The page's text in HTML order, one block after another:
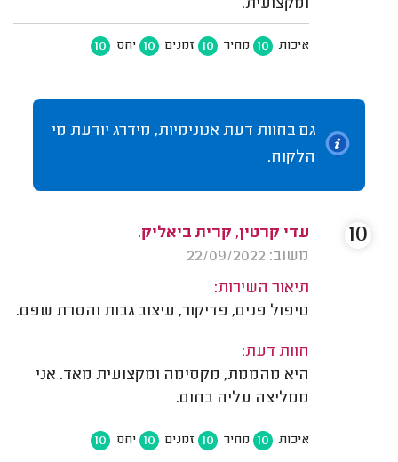
ומקצועית.
איכות 10 מחיר 10 זמנים 10 יחס 10
גם בחוות דעת אנונימיות, מידרג יודעת מי
הלקוח.
עדי קרטין, קרית ביאליק.
משוב: 22/09/2022
תיאור השירות:
טיפול פנים, פדיקור, עיצוב גבות והסרת שפם.
חוות דעת:
היא מהממת, מקסימה ומקצועית מאד. אני
ממליצה עליה בחום.
איכות 10 מחיר 10 זמנים 10 יחס 10
10